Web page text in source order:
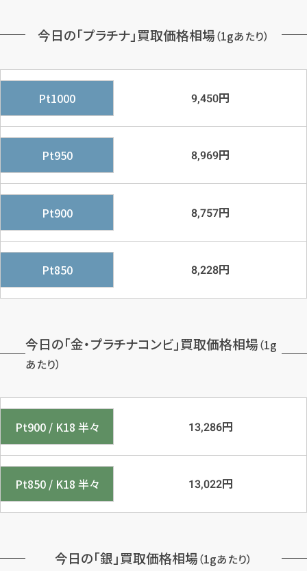
今日の「プラチナ」買取価格相場（1gあたり）
Pt1000 9,450円
Pt950 8,969円
Pt900 8,757円
Pt850 8,228円
今日の「金・プラチナコンビ」買取価格相場（1g
あたり）
Pt900 / K18 半々 13,286円
Pt850 / K18 半々 13,022円
今日の「銀」買取価格相場（1gあたり）